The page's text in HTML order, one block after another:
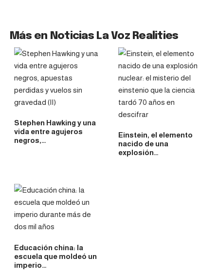
Más en Noticias La Voz Realities
Stephen Hawking y una
vida entre agujeros
negros,…
Einstein, el elemento
nacido de una
explosión…
Educación china: la
escuela que moldeó un
imperio…